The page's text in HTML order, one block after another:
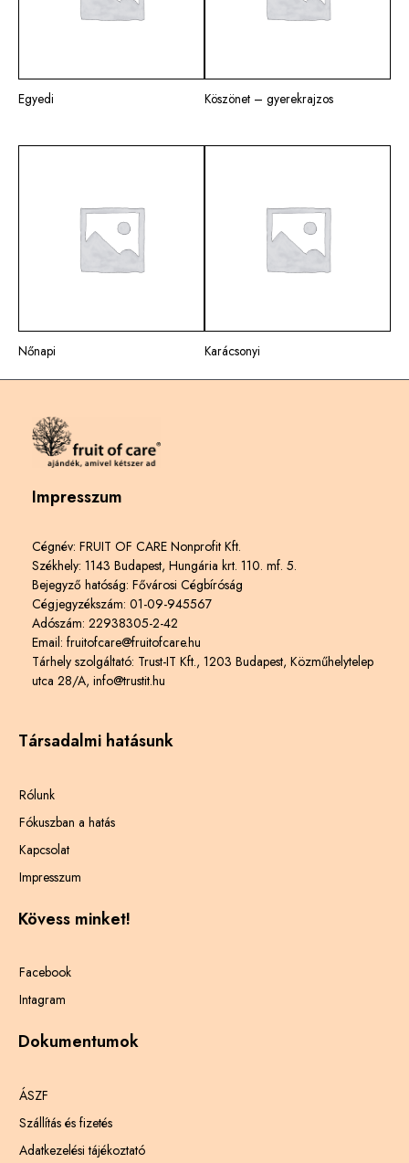
Egyedi Köszönet – gyerekrajzos
Nőnapi Karácsonyi
Impresszum
Cégnév: FRUIT OF CARE Nonprofit Kft.
Székhely: 1143 Budapest, Hungária krt. 110. mf. 5.
Bejegyző hatóság: Fővárosi Cégbíróság
Cégjegyzékszám: 01-09-945567
Adószám: 22938305-2-42
Email: fruitofcare@fruitofcare.hu
Tárhely szolgáltató: Trust-IT Kft., 1203 Budapest, Közműhelytelep
utca 28/A, info@trustit.hu
Társadalmi hatásunk
Rólunk
Fókuszban a hatás
Kapcsolat
Impresszum
Kövess minket!
Facebook
Intagram
Dokumentumok
ÁSZF
Szállítás és fizetés
Adatkezelési tájékoztató